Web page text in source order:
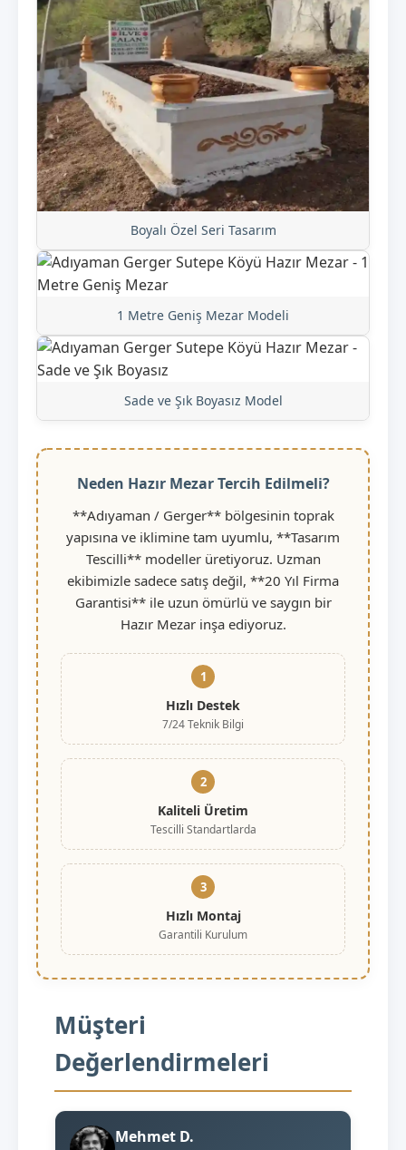
Boyalı Özel Seri Tasarım
1 Metre Geniş Mezar Modeli
Sade ve Şık Boyasız Model
Neden Hazır Mezar Tercih Edilmeli?
**Adıyaman / Gerger** bölgesinin toprak
yapısına ve iklimine tam uyumlu, **Tasarım
Tescilli** modeller üretiyoruz. Uzman
ekibimizle sadece satış değil, **20 Yıl Firma
Garantisi** ile uzun ömürlü ve saygın bir
Hazır Mezar inşa ediyoruz.
1
Hızlı Destek
7/24 Teknik Bilgi
2
Kaliteli Üretim
Tescilli Standartlarda
3
Hızlı Montaj
Garantili Kurulum
Müşteri
Değerlendirmeleri
Mehmet D.